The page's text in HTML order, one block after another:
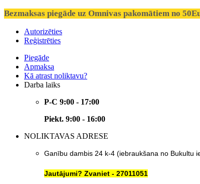
Bezmaksas piegāde uz Omnivas pakomātiem no
Autorizēties
Reģistrēties
Piegāde
Apmaksa
Kā atrast noliktavu?
Darba laiks
P-C 9:00 - 17:00
Piekt. 9:00 - 16:00
NOLIKTAVAS ADRESE
Ganību dambis 24 k-4 (iebraukšana no Bukultu
Jautājumi? Zvaniet - 27011051